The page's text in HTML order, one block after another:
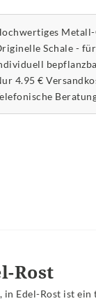
Schale -
4.95 €
Rost
, in Edel-Rost ist